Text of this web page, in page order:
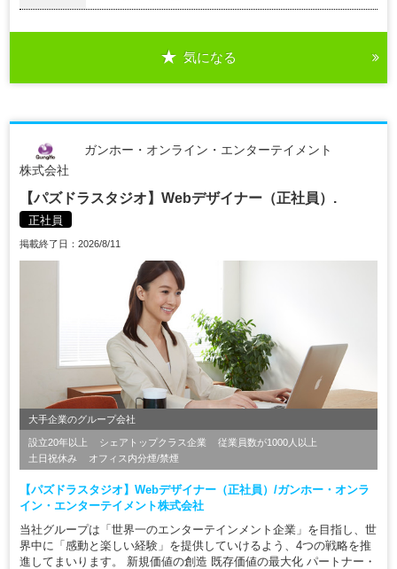
気になる
ガンホー・オンライン・エンターテイメント
株式会社
【パズドラスタジオ】Webデザイナー（正社員）.
正社員
掲載終了日：2026/8/11
大手企業のグループ会社
設立20年以上 シェアトップクラス企業
従業員数が1000人以上
土日祝休み
オフィス内分煙/禁煙
【パズドラスタジオ】Webデザイナー（正社員）/ガンホー・オンラ
イン・エンターテイメント株式会社
当社グループは「世界一のエンターテインメント企業」を目指し、世
界中に「感動と楽しい経験」を提供していけるよう、4つの戦略を推
進してまいります。 新規価値の創造 既存価値の最大化 パートナー・